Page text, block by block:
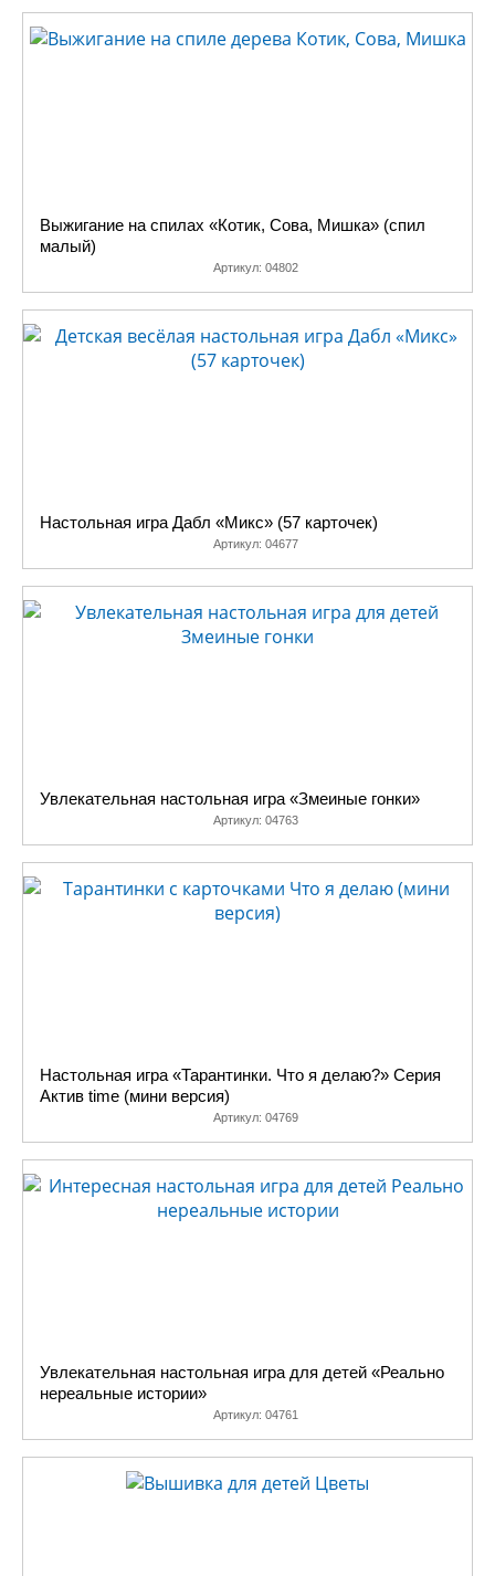
Выжигание на спилах «Котик, Сова, Мишка» (спил
малый)
Артикул: 04802
Настольная игра Дабл «Микс» (57 карточек)
Артикул: 04677
Увлекательная настольная игра «Змеиные гонки»
Артикул: 04763
Настольная игра «Тарантинки. Что я делаю?» Серия
Актив time (мини версия)
Артикул: 04769
Увлекательная настольная игра для детей «Реально
нереальные истории»
Артикул: 04761